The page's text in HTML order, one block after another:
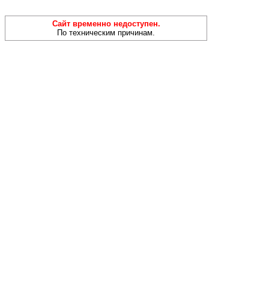
Сайт временно недоступен.
По техническим причинам.